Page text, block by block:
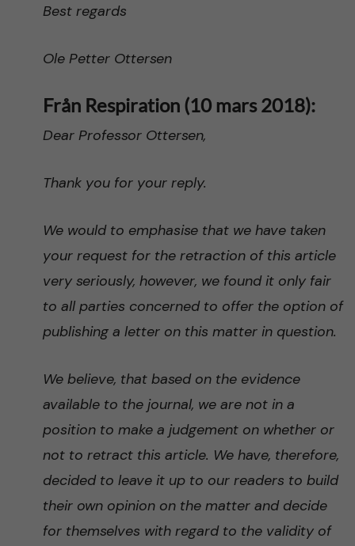
Best regards
Ole Petter Ottersen
Från Respiration (10 mars 2018):
Dear Professor Ottersen,
Thank you for your reply.
We would to emphasise that we have taken
your request for the retraction of this article
very seriously, however, we found it only fair
to all parties concerned to offer the option of
publishing a letter on this matter in question.
We believe, that based on the evidence
available to the journal, we are not in a
position to make a judgement on whether or
not to retract this article. We have, therefore,
decided to leave it up to our readers to build
their own opinion on the matter and decide
for themselves with regard to the validity of